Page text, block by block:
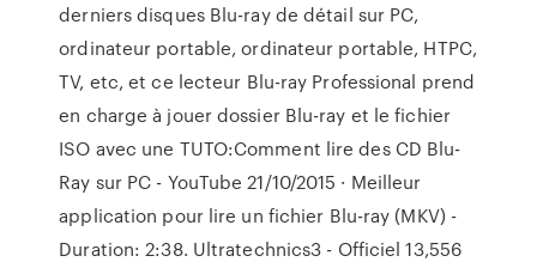
derniers disques Blu-ray de détail sur PC,
ordinateur portable, ordinateur portable, HTPC,
TV, etc, et ce lecteur Blu-ray Professional prend
en charge à jouer dossier Blu-ray et le fichier
ISO avec une TUTO:Comment lire des CD Blu-
Ray sur PC - YouTube 21/10/2015 · Meilleur
application pour lire un fichier Blu-ray (MKV) -
Duration: 2:38. Ultratechnics3 - Officiel 13,556